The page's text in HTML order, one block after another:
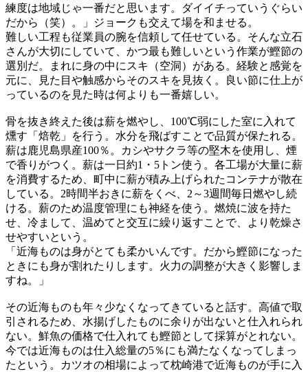
練度は地域じゃ一番だと思います。ダイイチっていうぐらい
だから（笑）。」ジョークも交えて場を和ませる。
難しい工程も従業員の腕を信頼して任せている。そんな立石
さんが大切にしていて、かつ最も難しいという作業が鰹節の
選別だ。まれに身の中にスキ（空洞）がある。経験と感覚を
元に、見た目や触感からそのスキを見抜く。良い節に仕上が
っているのを見た時は何よりも一番嬉しい。
骨を抜き終えた後は薪を燃やし、100℃弱にした室に入れて
燻す「焙乾」を行う。水分を飛ばすことで品質が保たれる。
薪は鹿児島県産100％。カシやサクラ等の堅木を使用し、煙
で香りがつく。薪は一日約1・5トン使う。各工場が大量に薪
を消費するため、町中に薪が積み上げられたコンテナが散在
している。2時間半おきに薪をくべ、2～3週間毎日燃やし続
ける。薪のため温度管理にも神経を使う。燃焼に波を持た
せ、冷まして、温めてと交互に繰り返すことで、より乾燥さ
せやすいという。
「近海ものは身がとても柔かいんです。だから鰹節になった
ときにも身が割れたりします。火力の調整が大きく影響しま
すね。」
その近海ものも年々少なくなってきていると話す。高値で取
引されるため、水揚げしたものに余りが出ないと仕入れられ
ない。鮮魚の価格で仕入れても鰹節として採算がとれない。
今では近海ものは仕入総量の5％にも満たなくなってしまっ
たという。カツオの相場によって枕崎港で近海ものが手に入